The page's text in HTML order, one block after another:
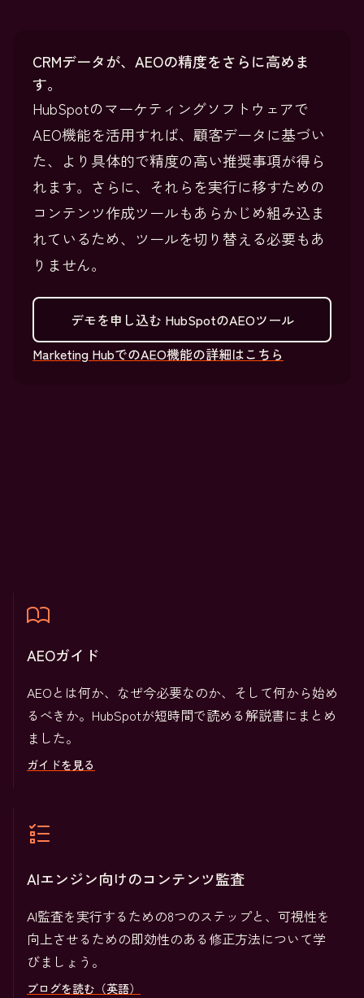
CRMデータが、AEOの精度をさらに高めま
す。
HubSpotのマーケティングソフトウェアで
AEO機能を活用すれば、顧客データに基づい
た、より具体的で精度の高い推奨事項が得ら
れます。さらに、それらを実行に移すための
コンテンツ作成ツールもあらかじめ組み込ま
れているため、ツールを切り替える必要もあ
りません。
デモを申し込む HubSpotのAEOツール
Marketing HubでのAEO機能の詳細はこちら
AEOガイド
AEOとは何か、なぜ今必要なのか、そして何から始め
るべきか。HubSpotが短時間で読める解説書にまとめ
ました。
ガイドを見る
AIエンジン向けのコンテンツ監査
AI監査を実行するための8つのステップと、可視性を
向上させるための即効性のある修正方法について学
びましょう。
ブログを読む（英語）